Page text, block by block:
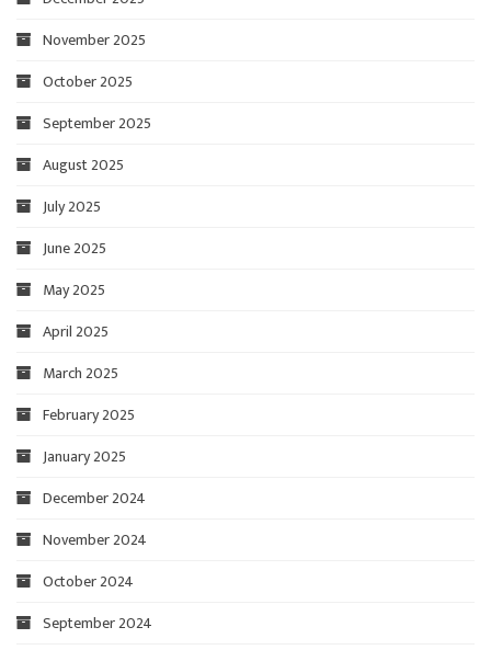
November 2025
October 2025
September 2025
August 2025
July 2025
June 2025
May 2025
April 2025
March 2025
February 2025
January 2025
December 2024
November 2024
October 2024
September 2024